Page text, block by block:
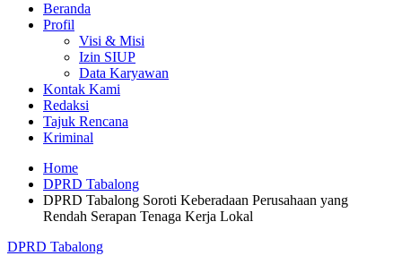
Beranda
Profil
Visi & Misi
Izin SIUP
Data Karyawan
Kontak Kami
Redaksi
Tajuk Rencana
Kriminal
Home
DPRD Tabalong
DPRD Tabalong Soroti Keberadaan Perusahaan yang
Rendah Serapan Tenaga Kerja Lokal
DPRD Tabalong